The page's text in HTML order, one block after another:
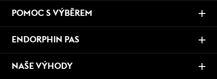
POMOC S VÝBĚREM
ENDORPHIN PAS
NAŠE VÝHODY